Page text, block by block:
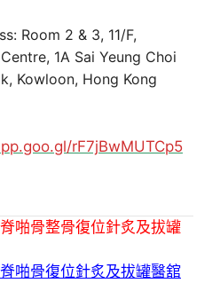
Room 2 & 3, 11/F,
1A Sai Yeung Choi
Kowloon, Hong Kong
rF7jBwMUTCp5
啪骨整骨復位針炙及拔罐
啪骨復位針炙及拔罐醫舘